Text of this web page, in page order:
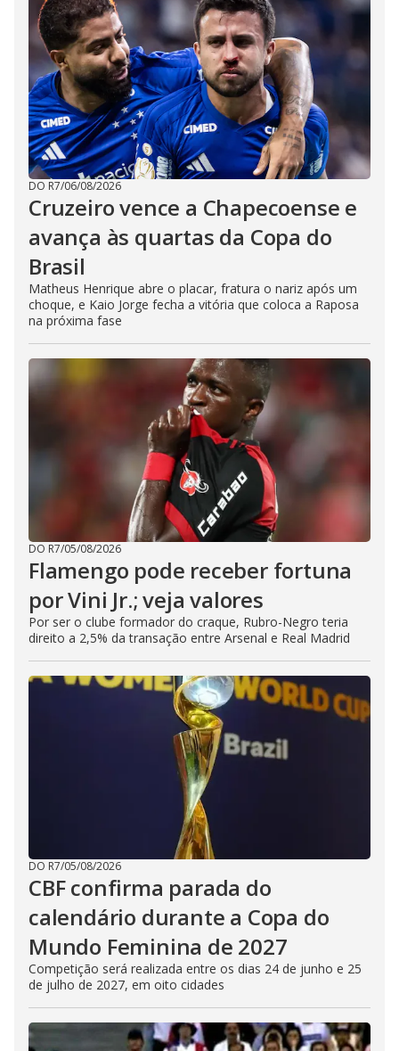
DO R7/06/08/2026
Cruzeiro vence a Chapecoense e
avança às quartas da Copa do
Brasil
Matheus Henrique abre o placar, fratura o nariz após um
choque, e Kaio Jorge fecha a vitória que coloca a Raposa
na próxima fase
DO R7/05/08/2026
Flamengo pode receber fortuna
por Vini Jr.; veja valores
Por ser o clube formador do craque, Rubro-Negro teria
direito a 2,5% da transação entre Arsenal e Real Madrid
DO R7/05/08/2026
CBF confirma parada do
calendário durante a Copa do
Mundo Feminina de 2027
Competição será realizada entre os dias 24 de junho e 25
de julho de 2027, em oito cidades